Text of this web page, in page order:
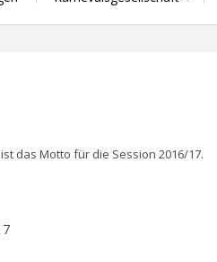
das Motto für die Session 2016/17.